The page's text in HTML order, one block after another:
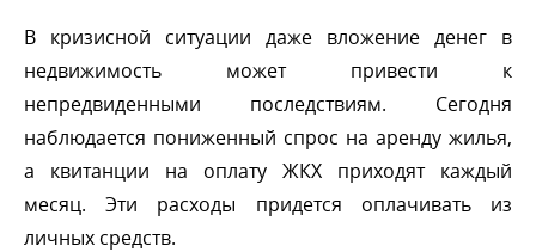
кризисной ситуации даже вложение дене
недвижимость может привести к
непредвиденными последствиям. Сегодня
наблюдается пониженный спрос на аренду жилья,
а квитанции на оплату ЖКХ приходят каждый
месяц. Эти расходы придется оплачивать из
личных средств.